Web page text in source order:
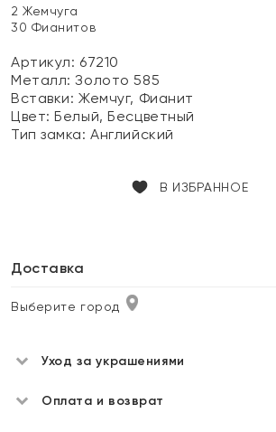
2 Жемчуга
30 Фианитов
Артикул: 67210
Металл:Золото 585
Вставки:Жемчуг, Фианит
Цвет:Белый, Бесцветный
Тип замка:Английский
В ИЗБРАННОЕ
Доставка
Выберите город
Уход за украшениями
Оплата и возврат